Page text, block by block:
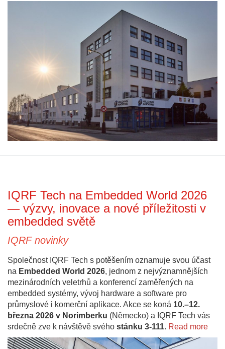
IQRF Tech na Embedded World 2026
— výzvy, inovace a nové příležitosti v
embedded světě
IQRF novinky
Společnost IQRF Tech s potěšením oznamuje svou účast
na Embedded World 2026, jednom z nejvýznamnějších
mezinárodních veletrhů a konferencí zaměřených na
embedded systémy, vývoj hardware a software pro
průmyslové i komerční aplikace. Akce se koná 10.–12.
března 2026 v Norimberku (Německo) a IQRF Tech vás
srdečně zve k návštěvě svého stánku 3-111. Read more